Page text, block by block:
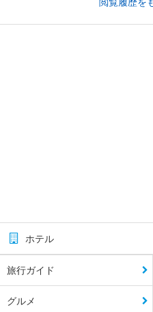
ホテル
旅行ガイド
グルメ